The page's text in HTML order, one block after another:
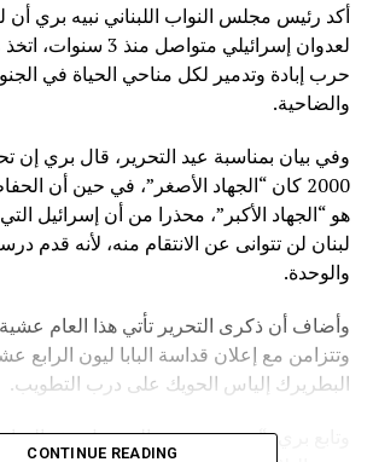
أكد رئيس مجلس النواب اللبناني نبيه بري أن
لعدوان إسرائيلي متواصل
حرب إبادة وتدمير لكل مناحي الحياة في
والضاحية.
وفي بيان بمناسبة عيد التحرير، قال بري إن
2000 كان “الجهاد الأصغر”، في حين أن
هو “الجهاد الأكبر”، محذرا من أن إسرائيل
لبنان لن تتوانى عن الانتقام منه، لأنه قدم
والوحدة.
وأضاف أن ذكرى التحرير تأتي هذا العام
وتتزامن مع إعلان قداسة البابا ليون الرابع
البطريرك إلياس الحويك على درب التطويب.
وتابع بري: “نحن مدعوون إلى جعل هذه
CONTINUE READING